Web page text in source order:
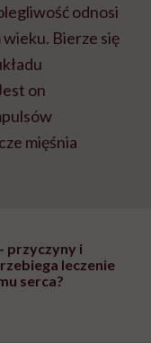
odnosi
Bierze się
on
mięśnia
przyczyny i
leczenie
serca?